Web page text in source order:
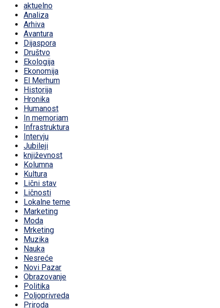
aktuelno
Analiza
Arhiva
Avantura
Dijaspora
Društvo
Ekologija
Ekonomija
El Merhum
Historija
Hronika
Humanost
In memoriam
Infrastruktura
Intervju
Jubileji
književnost
Kolumna
Kultura
Lični stav
Ličnosti
Lokalne teme
Marketing
Moda
Mrketing
Muzika
Nauka
Nesreće
Novi Pazar
Obrazovanje
Politika
Poljoprivreda
Priroda